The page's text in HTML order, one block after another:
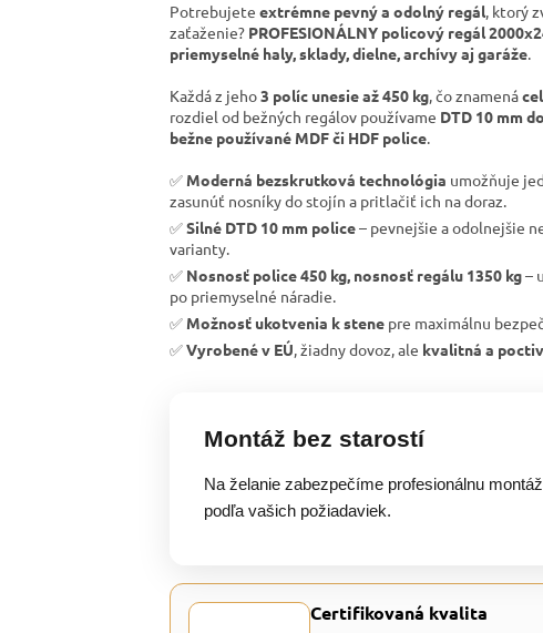
Potrebujete extrémne pevný a odolný regál, ktorý
zaťaženie? PROFESIONÁLNY policový regál
priemyselné haly, sklady, dielne, archívy aj garáže.
Každá z jeho3 políc unesie až 450 kg, čo znamená
rozdiel od bežných regálov používame DTD 10 mm
bežne používané MDF či HDF police.
✅ Moderná bezskrutková technológia umožňuje
zasunúť nosníky do stojín a pritlačiť ich na doraz.
✅Silné DTD 10 mm police– pevnejšie a odolnejšie
varianty.
✅ Nosnosť police 450 kg, nosnosť regálu 1350 kg–
po priemyselné náradie.
✅ Možnosť ukotvenia k stene pre maximálnu
✅Vyrobené v EÚ, žiadny dovoz, ale kvalitná a
Montáž bez starostí
Na želanie zabezpečíme profesionálnu
podľa vašich požiadaviek.
Certifikovaná kvalita